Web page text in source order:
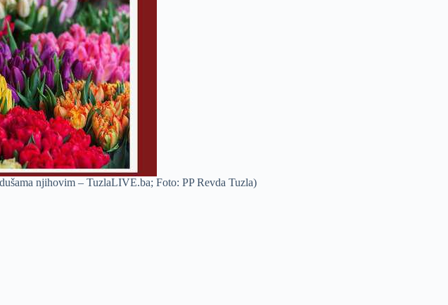
njihovim – TuzlaLIVE.ba; Foto: PP Revda Tuzla)